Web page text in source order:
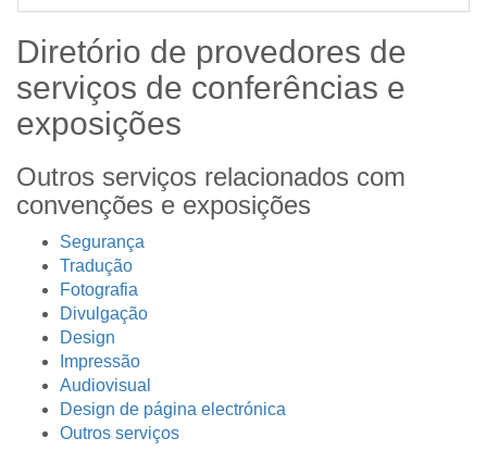
Diretório de provedores de
serviços de conferências e
exposições
Outros serviços relacionados com
convenções e exposições
Segurança
Tradução
Fotografia
Divulgação
Design
Impressão
Audiovisual
Design de página electrónica
Outros serviços